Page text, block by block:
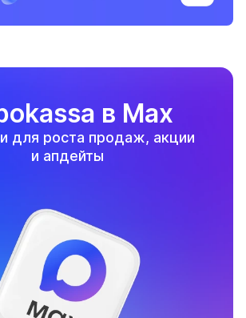
в Max
для роста продаж, акции
и апдейты